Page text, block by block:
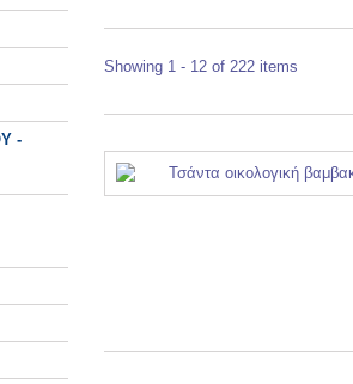
-
Showing 1 - 12 of 222 items